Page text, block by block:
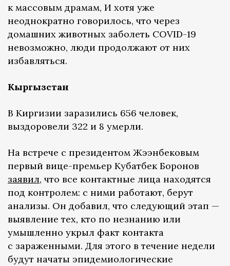
к массовым драмам, И хотя уже
неоднократно говорилось, что через
домашних животных заболеть COVID-19
невозможно, люди продолжают от них
избавляться.
Кыргызстан
В Киргизии заразились 656 человек,
выздоровели 322 и 8 умерли.
На встрече с президентом Жээнбековым
первый вице-премьер Кубатбек Боронов
заявил, что все контактные лица находятся
под контролем: с ними работают, берут
анализы. Он добавил, что следующий этап —
выявление тех, кто по незнанию или
умышленно укрыл факт контакта
с зараженными. Для этого в течение недели
будут начаты эпидемиологические